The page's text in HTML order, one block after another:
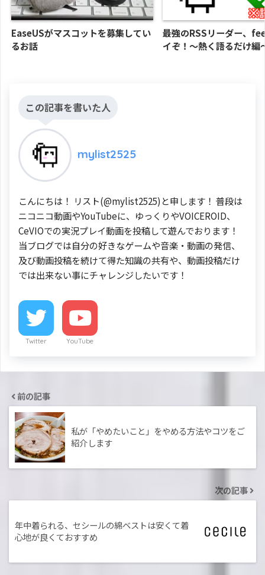
EaseUSがマスコットを募集してい
るお話
最強のRSSリーダー、
イぞ！～熱く語るだけ編
この記事を書いた人
mylist2525
こんにちは！ リスト(@mylist2525)と申します！ 普段は
ニコニコ動画やYouTubeに、ゆっくりやVOICEROID、
CeVIOでの実況プレイ動画を投稿して遊んでおります！
当ブログでは自分の好きなゲームや音楽・動画の発信、
及び動画投稿を続けて得た知識の共有や、動画投稿だけ
では出来ない事にチャレンジしたいです！
Twitter YouTube
前の記事
私が「やめたいこと」をやめる方法やコツをご
紹介します
次の記事
年中着られる、セシールの綿ベストは安くて着
心地が良くておすすめ